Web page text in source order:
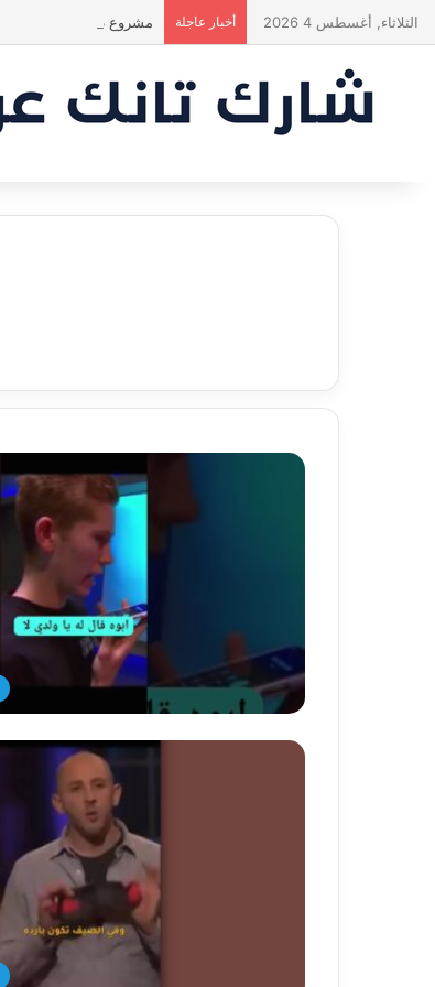
الثلاثاء, أغسطس 4 2026 أخبار عاجلة مشروع طموح .. لكن